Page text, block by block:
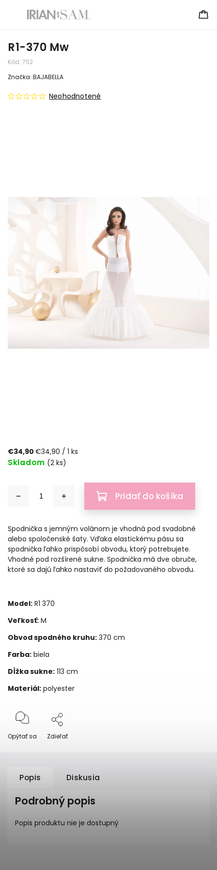
R1-370 Mw
Kód: 752
Neohodnotené
Značka: BAJABELLA
€34,90 €34,90 / 1 ks
Skladom (2 ks)
Pridať do košíka
Spodnička s jemným volánom je vhodná pod svadobné
alebo spoločenské šaty. Vďaka elastickému pásu sa
spodnička ľahko prispôsobí obvodu, ktorý potrebujete.
Vhodné pod rozšírené sukne. Spodnička má dve obruče,
ktoré sa dajú ľahko nastaviť do požadovaného obvodu.
Model: R1 370
Veľkosť: M
Obvod spodného kruhu: 370 cm
Farba: biela
Dĺžka sukne: 113 cm
Materiál: polyester
Opýtať sa Zdieľať
Popis Diskusia
Podrobný popis
Popis produktu nie je dostupný